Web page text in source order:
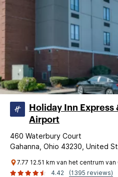
Holiday Inn
Airport
460 Waterbury Court
Gahanna, Ohio 43230, United
7.77 12.51 km van het centrum
4.42
(1395 reviews)